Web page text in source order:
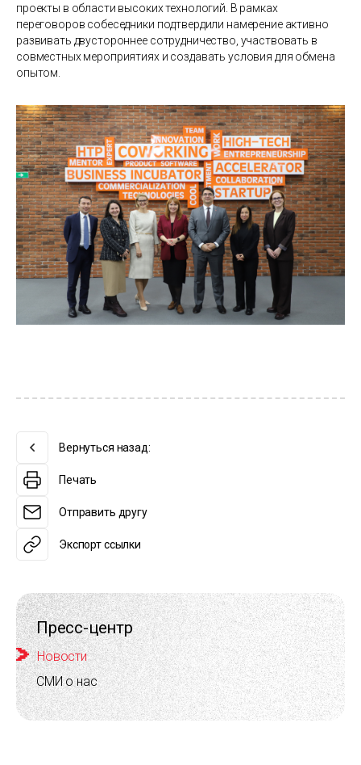
Пресс-центр
Новости
СМИ о нас
проекты в области высоких технологий. В рамках
переговоров собеседники подтвердили намерение активно
развивать двустороннее сотрудничество, участвовать в
совместных мероприятиях и создавать условия для обмена
опытом.
Вернуться назад:
Печать
Отправить другу
Экспорт ссылки